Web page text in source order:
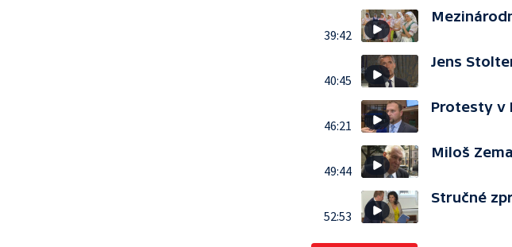
39:42
40:45
Jens
46:21
Protesty v
49:44
Miloš
52:53
Stručné